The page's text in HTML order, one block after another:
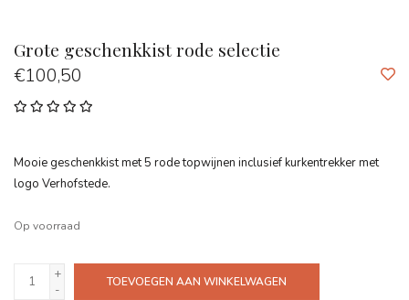
Grote geschenkkist rode selectie
€100,50
Mooie geschenkkist met 5 rode topwijnen inclusief kurkentrekker met
logo Verhofstede.
Op voorraad
+
-
TOEVOEGEN AAN WINKELWAGEN